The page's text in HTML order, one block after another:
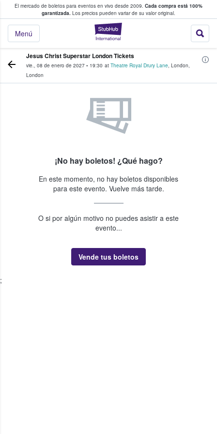
El mercado de boletos para eventos en vivo desde 2009. Cada compra está 100%
garantizada. Los precios pueden variar de su valor original.
StubHub: donde
Menú
fans compran y venden boletos
Jesus Christ Superstar London Tickets
vie., 08 de enero de 2027 • 19:30 at Theatre Royal Drury Lane, London,
London
¡No hay boletos! ¿Qué hago?
En este momento, no hay boletos disponibles
para este evento. Vuelve más tarde.
O si por algún motivo no puedes asistir a este
evento...
Vende tus boletos
;